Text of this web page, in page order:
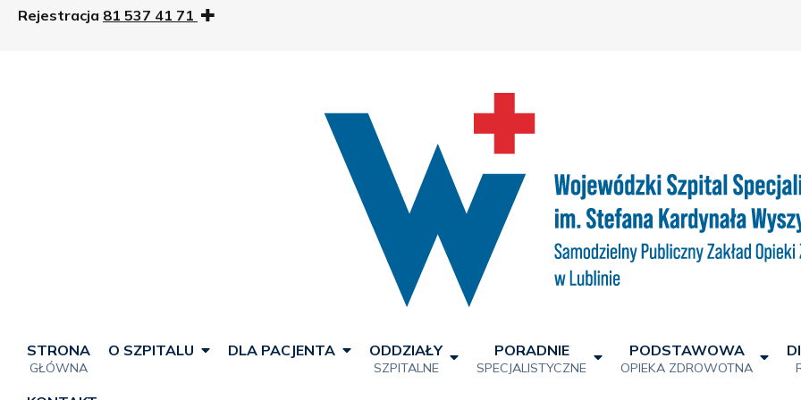
Rejestracja 81 537 41 71
STRONA
GŁÓWNA
O SZPITALU DLA PACJENTA ODDZIAŁY
SZPITALNE
PORADNIE
SPECJALISTYCZNE
PODSTAWOWA
OPIEKA ZDROWOTNA